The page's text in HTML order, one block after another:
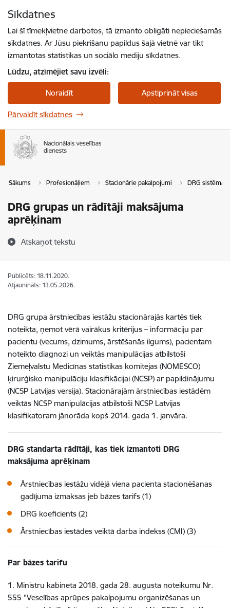
Sīkdatnes
Lai šī tīmekļvietne darbotos, tā izmanto obligāti nepieciešamās
sīkdatnes. Ar Jūsu piekrišanu papildus šajā vietnē var tikt
izmantotas statistikas un sociālo mediju sīkdatnes.
Lūdzu, atzīmējiet savu izvēli:
Noraidīt Apstiprināt visas
Pārvaldīt sīkdatnes
Sākums Profesionāļiem Stacionārie pakalpojumi DRG sistēma
DRG grupas un rādītāji maksājuma
aprēķinam
Atskaņot tekstu
Publicēts: 18.11.2020.
Atjaunināts: 13.05.2026.
DRG grupa ārstniecības iestāžu stacionārajās kartēs tiek
noteikta, ņemot vērā vairākus kritērijus – informāciju par
pacientu (vecums, dzimums, ārstēšanās ilgums), pacientam
noteikto diagnozi un veiktās manipulācijas atbilstoši
Ziemeļvalstu Medicīnas statistikas komitejas (NOMESCO)
ķirurģisko manipulāciju klasifikācijai (NCSP) ar papildinājumu
(NCSP Latvijas versija). Stacionārajām ārstniecības iestādēm
veiktās NCSP manipulācijas atbilstoši NCSP Latvijas
klasifikatoram jānorāda kopš 2014. gada 1. janvāra.
DRG standarta rādītāji, kas tiek izmantoti DRG
maksājuma aprēķinam
Ārstniecības iestāžu vidējā viena pacienta stacionēšanas
gadījuma izmaksas jeb bāzes tarifs (1)
DRG koeficients (2)
Ārstniecības iestādes veiktā darba indekss (CMI) (3)
Par bāzes tarifu
1. Ministru kabineta 2018. gada 28. augusta noteikumu Nr.
555 "Veselības aprūpes pakalpojumu organizēšanas un